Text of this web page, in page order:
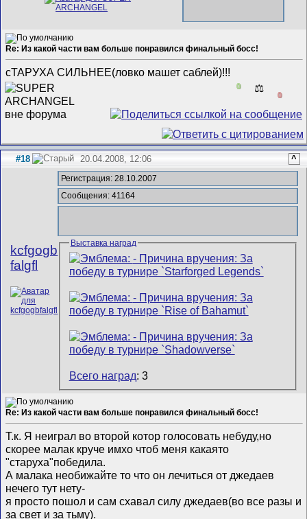
Re: Из какой части вам больше понравился финальный босс!
сТАРУХА СИЛЬНЕЕ(ловко машет саблей)!!!
0 ⚖️
0
#18 20.04.2008, 12:06 ^
kcfgogb
falgfl
Регистрация: 28.10.2007
Сообщения: 41164
Выставка наград
Всего наград: 3
Re: Из какой части вам больше понравился финальный босс!
Т.к. Я неиграл во второй котор голосовать небуду,но
скорее малак круче имхо чтоб меня какаято
"старуха"победила.
А малака необижайте то что он лечиться от джедаев
нечего тут нету-
я просто пошол и сам схавал силу джедаев(во все разы и
за свет и за тьму).